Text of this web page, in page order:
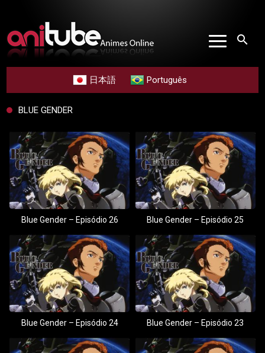
search
日本語 Português
BLUE GENDER
Blue Gender – Episódio 26 Blue Gender – Episódio 25
Blue Gender – Episódio 24 Blue Gender – Episódio 23